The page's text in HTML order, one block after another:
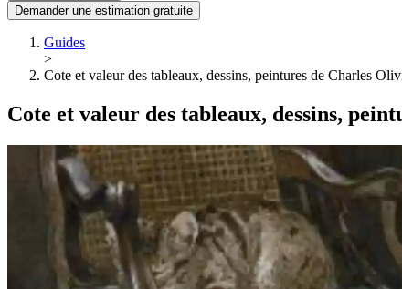
Demander une estimation gratuite
Guides
>
Cote et valeur des tableaux, dessins, peintures de Charles
Cote et valeur des tableaux, dessins,